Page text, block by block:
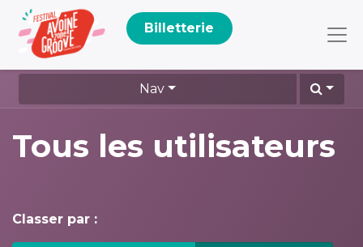
Billetterie
Nav
Tous les utilisateurs
Classer par :